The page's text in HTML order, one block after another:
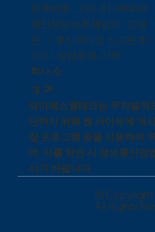
와이에스엠테크는 무차별적
단하기 위해 웹 사이트에 게
집 프로그램 등을 이용하여
며, 이를 위반 시 정보통신망
시기 바랍니다.
등록번호 : 230-81-09498
개인정보보호책임자 : 고경
은 | 통신판매업 신고번호 :
2021-성남중원-0181
회사 소
개 >
© Copyright
All Rights